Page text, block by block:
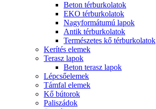
Beton térburkolatok
EKO térburkolatok
Nagyformátumú lapok
Antik térburkolatok
Természetes kő térburkolatok
Kerítés elemek
Terasz lapok
Beton terasz lapok
Lépcsőelemek
Támfal elemek
Kő bútorok
Paliszádok